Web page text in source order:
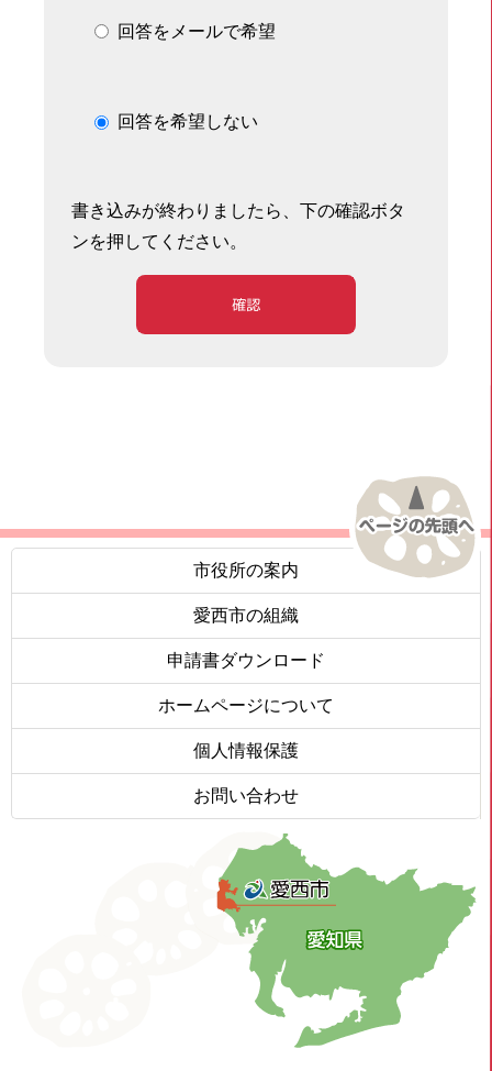
回答をメールで希望
回答を希望しない
書き込みが終わりましたら、下の確認ボタ
ンを押してください。
確認
市役所の案内
愛西市の組織
申請書ダウンロード
ホームページについて
個人情報保護
お問い合わせ